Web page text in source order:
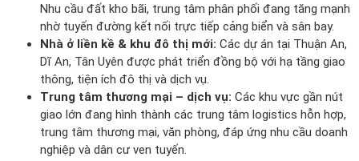
Nhu cầu đất kho bãi, trung tâm phân phối đang tăng mạnh
nhờ tuyến đường kết nối trực tiếp cảng biển và sân bay.
Nhà ở liền kề & khu đô thị mới: Các dự án tại Thuận An,
Dĩ An, Tân Uyên được phát triển đồng bộ với hạ tầng giao
thông, tiện ích đô thị và dịch vụ.
Trung tâm thương mại – dịch vụ: Các khu vực gần nút
giao lớn đang hình thành các trung tâm logistics hỗn hợp,
trung tâm thương mại, văn phòng, đáp ứng nhu cầu doanh
nghiệp và dân cư ven tuyến.